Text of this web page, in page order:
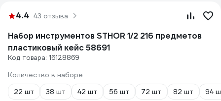
4.4 43 отзыва
Набор инструментов STHOR 1/2 216 предметов
пластиковый кейс 58691
Код товара: 16128869
Количество в наборе
22 шт
38 шт 42 шт 56 шт 72 шт 82 шт 94